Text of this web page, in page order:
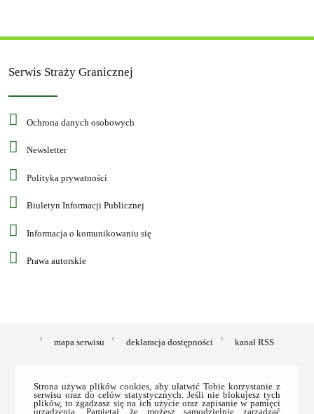
Serwis Straży Granicznej
Ochrona danych osobowych
Newsletter
Polityka prywatności
Biuletyn Informacji Publicznej
Informacja o komunikowaniu się
Prawa autorskie
mapa serwisu deklaracja dostępności kanał RSS
Strona używa plików cookies, aby ułatwić Tobie korzystanie z
serwisu oraz do celów statystycznych. Jeśli nie blokujesz tych
plików, to zgadzasz się na ich użycie oraz zapisanie w pamięci
urządzenia. Pamiętaj, że możesz samodzielnie zarządzać